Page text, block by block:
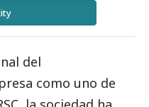
del
como uno de